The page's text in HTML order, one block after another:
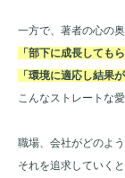
一方で、著者の心の
「部下に成長しても
「環境に適応し結果
こんなストレートな
職場、会社がどのよ
それを追求していくと